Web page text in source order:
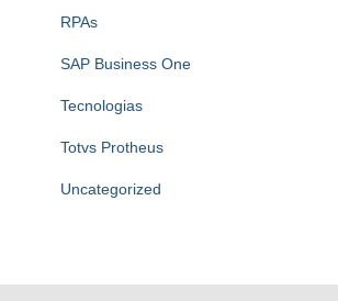
RPAs
SAP Business One
Tecnologias
Totvs Protheus
Uncategorized